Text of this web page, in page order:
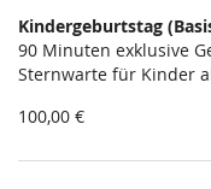
Kindergeburtstag
90 Minuten exklusive
Sternwarte für Kinder
100,00 €